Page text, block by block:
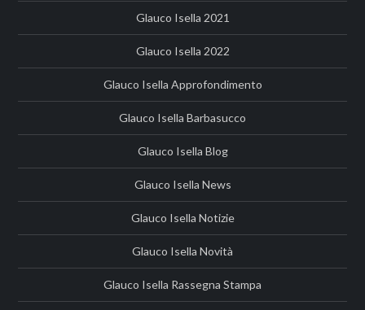
Glauco Isella 2021
Glauco Isella 2022
Glauco Isella Approfondimento
Glauco Isella Barbasucco
Glauco Isella Blog
Glauco Isella News
Glauco Isella Notizie
Glauco Isella Novità
Glauco Isella Rassegna Stampa